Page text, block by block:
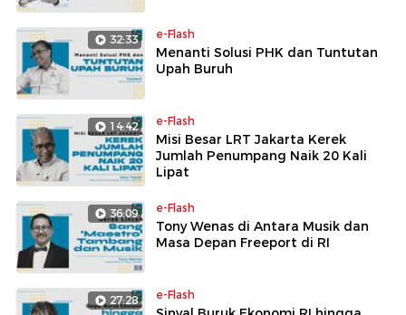
32:33 e-Flash
Menanti Solusi PHK dan Tuntutan
Upah Buruh
14:42 e-Flash
Misi Besar LRT Jakarta Kerek
Jumlah Penumpang Naik 20 Kali
Lipat
36:09 e-Flash
Tony Wenas di Antara Musik dan
Masa Depan Freeport di RI
27:28 e-Flash